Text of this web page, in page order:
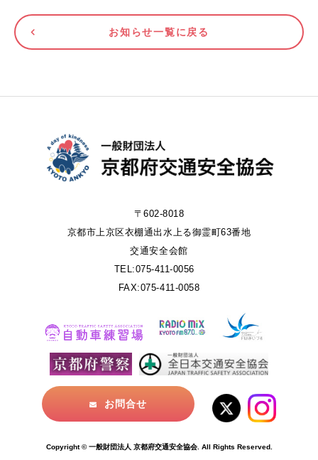
お知らせ一覧に戻る
〒602-8018
京都市上京区衣棚通出水上る御霊町63番地
交通安全会館
TEL:075-411-0056
FAX:075-411-0058
お問合せ
Copyright © 一般財団法人 京都府交通安全協会. All Rights Reserved.